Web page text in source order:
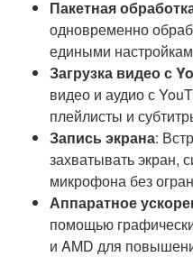
Пакетная
одновременно
едиными
Загрузка видео с
видео и аудио с
плейлисты и
Запись экрана:
захватывать экран,
микрофона без
Аппаратное
помощью
и AMD для